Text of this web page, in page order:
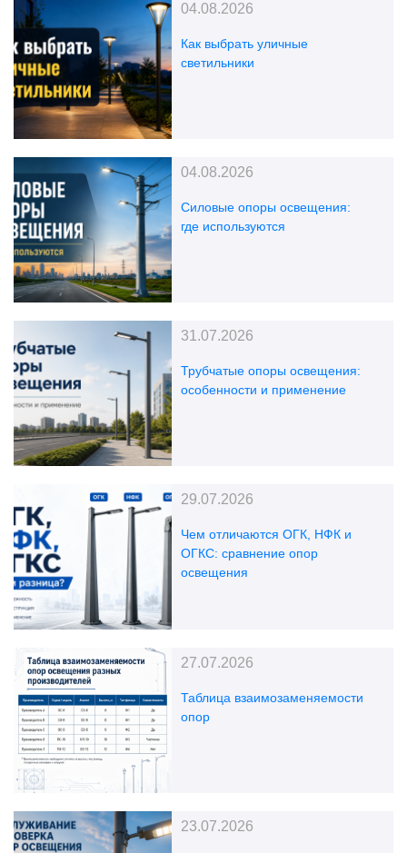
04.08.2026
Как выбрать уличные
светильники
04.08.2026
Силовые опоры освещения:
где используются
31.07.2026
Трубчатые опоры освещения:
особенности и применение
29.07.2026
Чем отличаются ОГК, НФК и
ОГКС: сравнение опор
освещения
27.07.2026
Таблица взаимозаменяемости
опор
23.07.2026